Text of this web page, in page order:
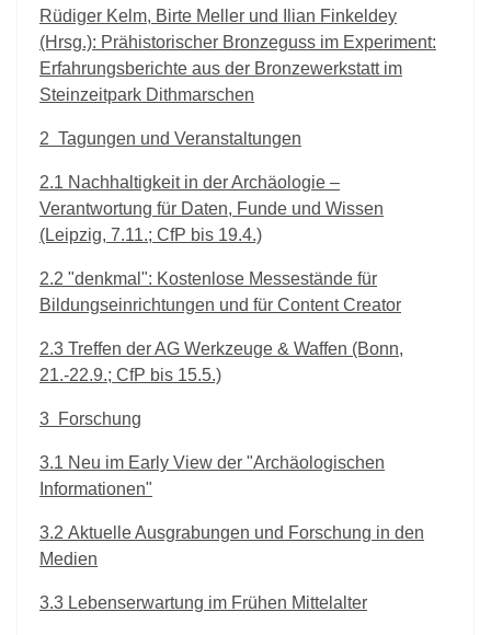
Rüdiger Kelm, Birte Meller und Ilian Finkeldey
(Hrsg.): Prähistorischer Bronzeguss im Experiment:
Erfahrungsberichte aus der Bronzewerkstatt im
Steinzeitpark Dithmarschen
2 Tagungen und Veranstaltungen
2.1 Nachhaltigkeit in der Archäologie –
Verantwortung für Daten, Funde und Wissen
(Leipzig, 7.11.; CfP bis 19.4.)
2.2 "denkmal": Kostenlose Messestände für
Bildungseinrichtungen und für Content Creator
2.3 Treffen der AG Werkzeuge & Waffen (Bonn,
21.-22.9.; CfP bis 15.5.)
3 Forschung
3.1 Neu im Early View der "Archäologischen
Informationen"
3.2 Aktuelle Ausgrabungen und Forschung in den
Medien
3.3 Lebenserwartung im Frühen Mittelalter